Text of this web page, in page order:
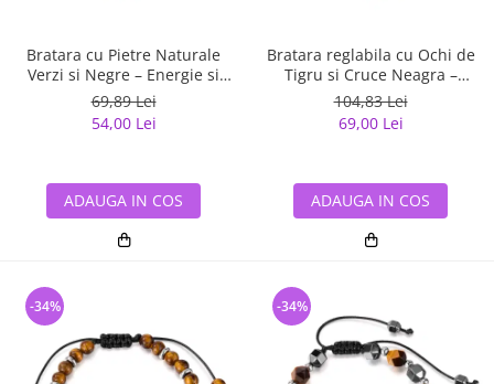
Bratara cu Pietre Naturale
Verzi si Negre – Energie si
Echilibru
69,89 Lei
54,00 Lei
ADAUGA IN COS
Bratara reglabila cu Ochi de
Tigru si Cruce Neagra –
Protectie si Echilibru
104,83 Lei
69,00 Lei
ADAUGA IN COS
-34% -34%